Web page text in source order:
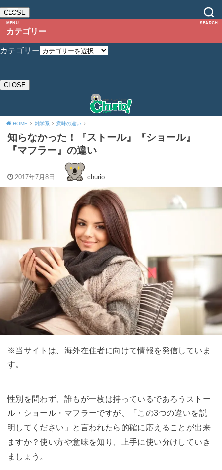
MENU
CLOSE
カテゴリー
カテゴリー
CLOSE
SEARCH
HOME 雑学系 意味の違い
知らなかった！『ストール』『ショール』
『マフラー』の違い
2017年7月8日 churio
※当サイトは、海外在住者に向けて情報を発信していま
す。
性別を問わず、誰もが一枚は持っているであろうストー
ル・ショール・マフラーですが、「この3つの違いを説
明してください」と言われたら的確に応えることが出来
ますか？使い方や意味を知り、上手に使い分けしていき
ましょう。